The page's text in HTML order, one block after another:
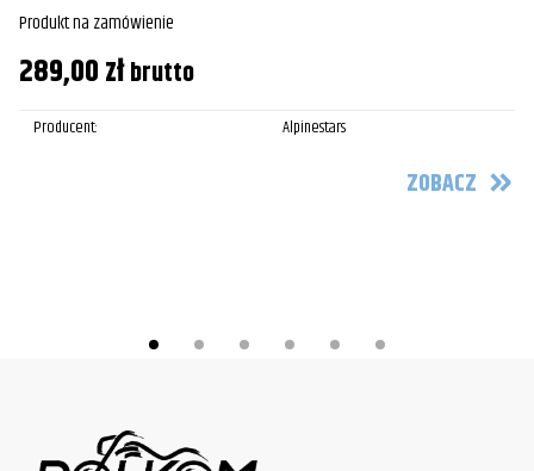
Produkt na zamówienie
289,00złbrutto
Producent: Alpinestars
ZOBACZ